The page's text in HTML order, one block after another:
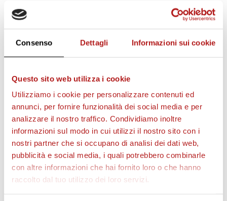
Consenso Dettagli Informazioni sui cookie
Questo sito web utilizza i cookie
Utilizziamo i cookie per personalizzare contenuti ed
annunci, per fornire funzionalità dei social media e per
analizzare il nostro traffico. Condividiamo inoltre
informazioni sul modo in cui utilizzi il nostro sito con i
nostri partner che si occupano di analisi dei dati web,
pubblicità e social media, i quali potrebbero combinarle
con altre informazioni che hai fornito loro o che hanno
raccolto dal tuo utilizzo dei loro servizi.
STAGIONE 2026/27